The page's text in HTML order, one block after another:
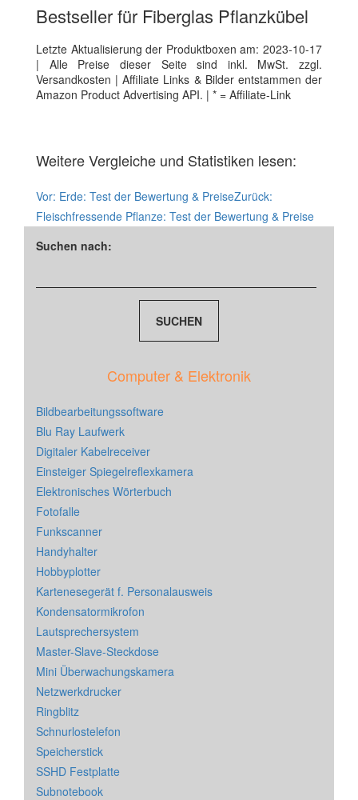
Bestseller für Fiberglas Pflanzkübel
Letzte Aktualisierung der Produktboxen am: 2023-10-17
| Alle Preise dieser Seite sind inkl. MwSt. zzgl.
Versandkosten | Affiliate Links & Bilder entstammen der
Amazon Product Advertising API. | * = Affiliate-Link
Weitere Vergleiche und Statistiken lesen:
Vor: Erde: Test der Bewertung & PreiseZurück:
Fleischfressende Pflanze: Test der Bewertung & Preise
Suchen nach:
Computer & Elektronik
Bildbearbeitungssoftware
Blu Ray Laufwerk
Digitaler Kabelreceiver
Einsteiger Spiegelreflexkamera
Elektronisches Wörterbuch
Fotofalle
Funkscanner
Handyhalter
Hobbyplotter
Kartenesegerät f. Personalausweis
Kondensatormikrofon
Lautsprechersystem
Master-Slave-Steckdose
Mini Überwachungskamera
Netzwerkdrucker
Ringblitz
Schnurlostelefon
Speicherstick
SSHD Festplatte
Subnotebook